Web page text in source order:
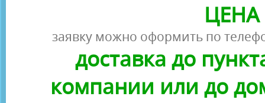
ЦЕНА
заявку можно оформить по
доставка до
компании или до